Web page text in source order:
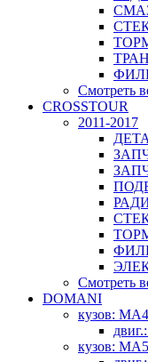
Смотреть
CROSSTOUR
2011-2017
Смотреть
DOMANI
кузов: MA4
кузов: MA5